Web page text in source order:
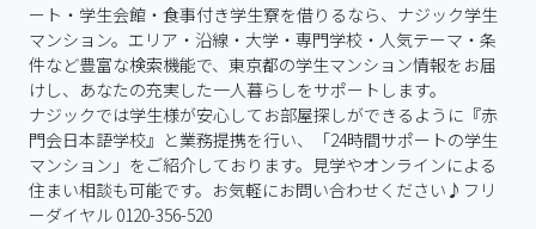
ート・学生会館・食事付き学生寮を借りるなら、ナジック学生
マンション。エリア・沿線・大学・専門学校・人気テーマ・条
件など豊富な検索機能で、東京都の学生マンション情報をお届
けし、あなたの充実した一人暮らしをサポートします。
ナジックでは学生様が安心してお部屋探しができるように『赤
門会日本語学校』と業務提携を行い、「24時間サポートの学生
マンション」をご紹介しております。見学やオンラインによる
住まい相談も可能です。お気軽にお問い合わせください♪フリ
ーダイヤル 0120-356-520